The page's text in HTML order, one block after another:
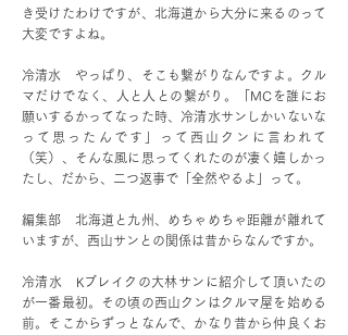
き受けたわけですが、北海道から大分に来るのって
大変ですよね。
冷清水 やっぱり、そこも繋がりなんですよ。クル
マだけでなく、人と人との繋がり。「MCを誰にお
願いするかってなった時、冷清水サンしかいないな
って思ったんです」って西山クンに言われて
（笑）、そんな風に思ってくれたのが凄く嬉しかっ
たし、だから、二つ返事で「全然やるよ」って。
編集部 北海道と九州、めちゃめちゃ距離が離れて
いますが、西山サンとの関係は昔からなんですか。
冷清水 Kブレイクの大林サンに紹介して頂いたの
が一番最初。その頃の西山クンはクルマ屋を始める
前。そこからずっとなんで、かなり昔から仲良くお